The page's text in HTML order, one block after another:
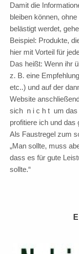
Damit die
bleiben können,
belästigt werdet,
Beispiel: Produkte,
hier mit Vorteil für
Das heißt: Wenn ihr
z. B. eine
etc..) und auf der
Website
sich n i c h t um das
profitiere ich und das
Als Faustregel zum
„Man sollte, muss
dass es für gute
sollte.“